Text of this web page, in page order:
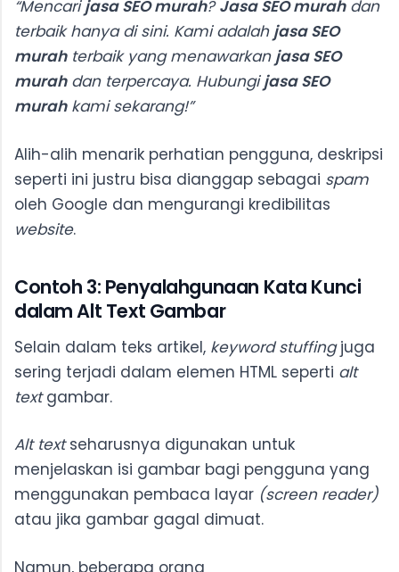
“Mencarijasa SEO murah?Jasa SEO murahdan
terbaik hanya di sini. Kami adalah jasa SEO
murahterbaik yang menawarkan jasa SEO
murahdan terpercaya. Hubungijasa SEO
murahkami sekarang!”
Alih-alih menarik perhatian pengguna, deskripsi
seperti ini justru bisa dianggap sebagai spam
oleh Google dan mengurangi kredibilitas
website.
Contoh 3: Penyalahgunaan Kata Kunci
dalam Alt Text Gambar
Selain dalam teks artikel, keyword stuffingjuga
sering terjadi dalam elemen HTML seperti alt
textgambar.
Alt textseharusnya digunakan untuk
menjelaskan isi gambar bagi pengguna yang
menggunakan pembaca layar (screen reader)
atau jika gambar gagal dimuat.
Namun, beberapa orang